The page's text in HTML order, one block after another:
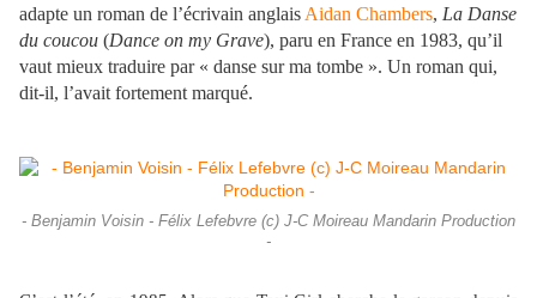
adapte un roman de l’écrivain anglais Aidan Chambers, La Danse
du coucou (Dance on my Grave), paru en France en 1983, qu’il
vaut mieux traduire par « danse sur ma tombe ». Un roman qui,
dit-il, l’avait fortement marqué.
- Benjamin Voisin - Félix Lefebvre (c) J-C Moireau Mandarin Production
-